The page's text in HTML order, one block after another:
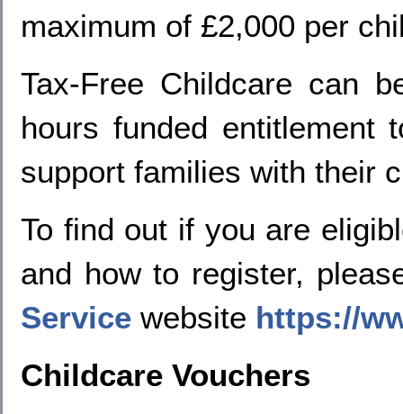
maximum of £2,000 per
Tax-Free Childcare can
hours funded entitlement
support families with their
To find out if you are
and how to register,
Service website https://
Childcare Vouchers